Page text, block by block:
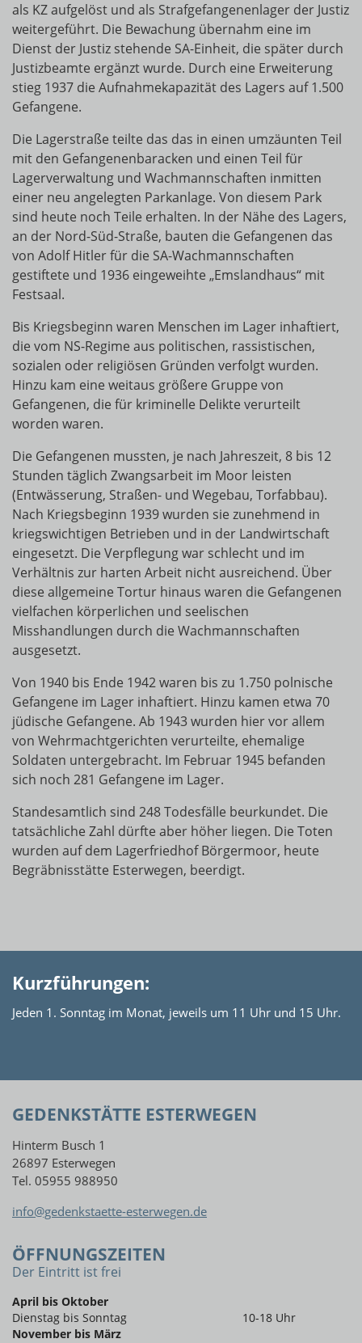
als KZ aufgelöst und als Strafgefangenenlager der Justiz
weitergeführt. Die Bewachung übernahm eine im
Dienst der Justiz stehende SA-Einheit, die später durch
Justizbeamte ergänzt wurde. Durch eine Erweiterung
stieg 1937 die Aufnahmekapazität des Lagers auf 1.500
Gefangene.
Die Lagerstraße teilte das das in einen umzäunten Teil
mit den Gefangenenbaracken und einen Teil für
Lagerverwaltung und Wachmannschaften inmitten
einer neu angelegten Parkanlage. Von diesem Park
sind heute noch Teile erhalten. In der Nähe des Lagers,
an der Nord-Süd-Straße, bauten die Gefangenen das
von Adolf Hitler für die SA-Wachmannschaften
gestiftete und 1936 eingeweihte „Emslandhaus“ mit
Festsaal.
Bis Kriegsbeginn waren Menschen im Lager inhaftiert,
die vom NS-Regime aus politischen, rassistischen,
sozialen oder religiösen Gründen verfolgt wurden.
Hinzu kam eine weitaus größere Gruppe von
Gefangenen, die für kriminelle Delikte verurteilt
worden waren.
Die Gefangenen mussten, je nach Jahreszeit, 8 bis 12
Stunden täglich Zwangsarbeit im Moor leisten
(Entwässerung, Straßen- und Wegebau, Torfabbau).
Nach Kriegsbeginn 1939 wurden sie zunehmend in
kriegswichtigen Betrieben und in der Landwirtschaft
eingesetzt. Die Verpflegung war schlecht und im
Verhältnis zur harten Arbeit nicht ausreichend. Über
diese allgemeine Tortur hinaus waren die Gefangenen
vielfachen körperlichen und seelischen
Misshandlungen durch die Wachmannschaften
ausgesetzt.
Von 1940 bis Ende 1942 waren bis zu 1.750 polnische
Gefangene im Lager inhaftiert. Hinzu kamen etwa 70
jüdische Gefangene. Ab 1943 wurden hier vor allem
von Wehrmachtgerichten verurteilte, ehemalige
Soldaten untergebracht. Im Februar 1945 befanden
sich noch 281 Gefangene im Lager.
Standesamtlich sind 248 Todesfälle beurkundet. Die
tatsächliche Zahl dürfte aber höher liegen. Die Toten
wurden auf dem Lagerfriedhof Börgermoor, heute
Begräbnisstätte Esterwegen, beerdigt.
Kurzführungen:
Jeden 1. Sonntag im Monat, jeweils um 11 Uhr und 15 Uhr.
GEDENKSTÄTTE ESTERWEGEN
Hinterm Busch 1
26897 Esterwegen
Tel. 05955 988950
info@gedenkstaette-esterwegen.de
ÖFFNUNGSZEITEN
Der Eintritt ist frei
April bis Oktober
Dienstag bis Sonntag
10-18 Uhr
November bis März